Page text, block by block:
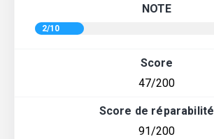
NOTE
2/10
Score
47/200
Score de réparabilité
91/200